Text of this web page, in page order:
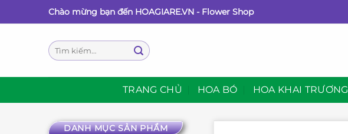
qua
Chào mừng bạn đến HOAGIARE.VN - Flower Shop
Tìm
kiếm:
TRANG CHỦ HOA BÓ HOA KHAI TRƯƠNG
DANH MỤC SẢN PHẨM